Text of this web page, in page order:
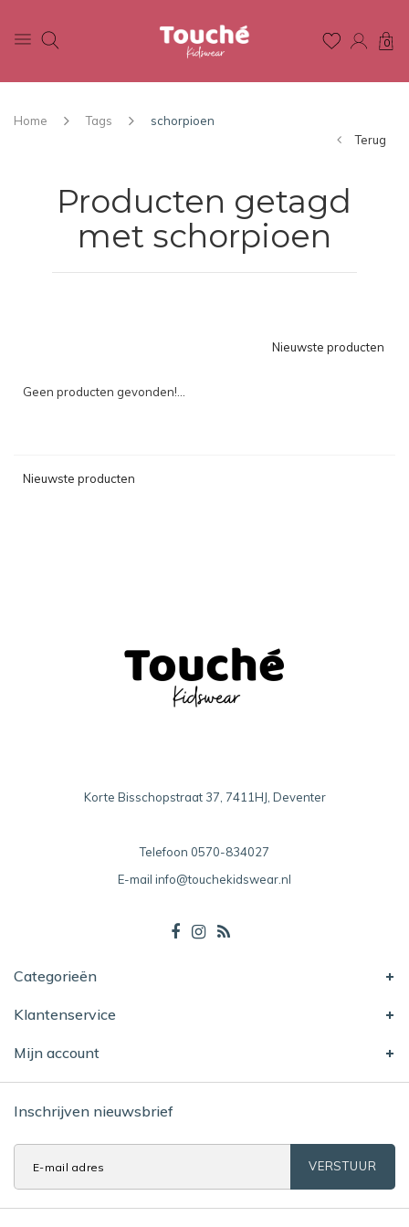
0
Home Tags
schorpioen
Terug
Producten getagd
met schorpioen
Nieuwste producten
Geen producten gevonden!...
Nieuwste producten
Korte Bisschopstraat 37, 7411HJ, Deventer
Telefoon 0570-834027
E-mail info@touchekidswear.nl
Categorieën
Klantenservice
Mijn account
Inschrijven nieuwsbrief
VERSTUUR